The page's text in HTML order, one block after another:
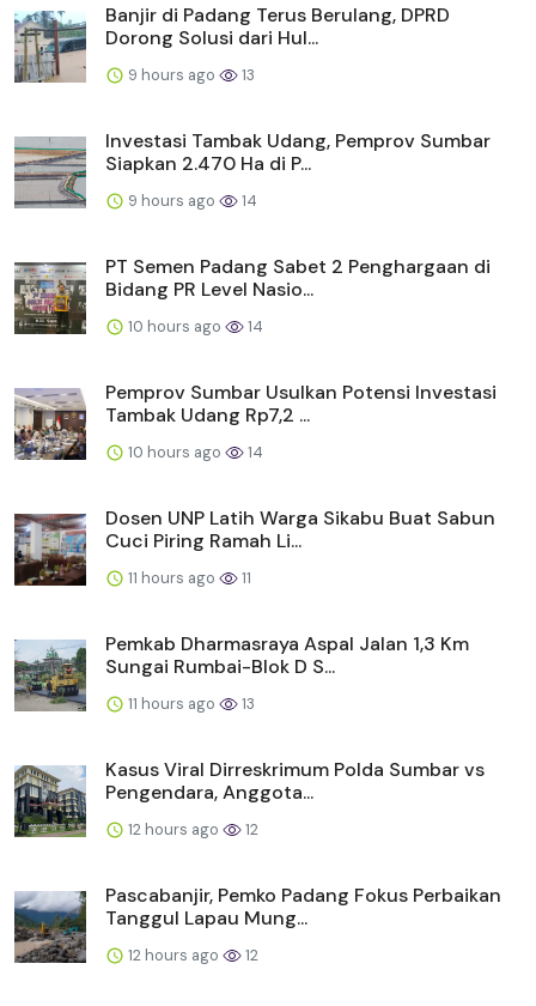
Banjir di Padang Terus Berulang, DPRD
Dorong Solusi dari Hul...
9 hours ago 13
Investasi Tambak Udang, Pemprov Sumbar
Siapkan 2.470 Ha di P...
9 hours ago 14
PT Semen Padang Sabet 2 Penghargaan di
Bidang PR Level Nasio...
10 hours ago 14
Pemprov Sumbar Usulkan Potensi Investasi
Tambak Udang Rp7,2 ...
10 hours ago 14
Dosen UNP Latih Warga Sikabu Buat Sabun
Cuci Piring Ramah Li...
11 hours ago 11
Pemkab Dharmasraya Aspal Jalan 1,3 Km
Sungai Rumbai-Blok D S...
11 hours ago 13
Kasus Viral Dirreskrimum Polda Sumbar vs
Pengendara, Anggota...
12 hours ago 12
Pascabanjir, Pemko Padang Fokus Perbaikan
Tanggul Lapau Mung...
12 hours ago 12